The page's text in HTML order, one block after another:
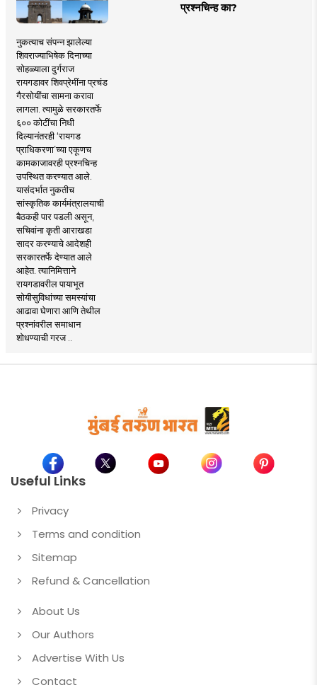
प्रश्नचिन्ह का?
नुकत्याच संपन्न झालेल्या
शिवराज्याभिषेक दिनाच्या
सोहळ्याला दुर्गराज
रायगडावर शिवप्रेमींना प्रचंड
गैरसोयींचा सामना करावा
लागला. त्यामुळे सरकारतर्फे
६०० कोटींचा निधी
दिल्यानंतरही ‘रायगड
प्राधिकरणा’च्या एकूणच
कामकाजावरही प्रश्नचिन्ह
उपस्थित करण्यात आले.
यासंदर्भात नुकतीच
सांस्कृतिक कार्यमंत्रालयाची
बैठकही पार पडली असून,
सचिवांना कृती आराखडा
सादर करण्याचे आदेशही
सरकारतर्फे देण्यात आले
आहेत. त्यानिमित्ताने
रायगडावरील पायाभूत
सोयीसुविधांच्या समस्यांचा
आढावा घेणारा आणि तेथील
प्रश्नांवरील समाधान
शोधण्याची गरज ..
Useful Links
Privacy
Terms and condition
Sitemap
Refund & Cancellation
About Us
Our Authors
Advertise With Us
Contact